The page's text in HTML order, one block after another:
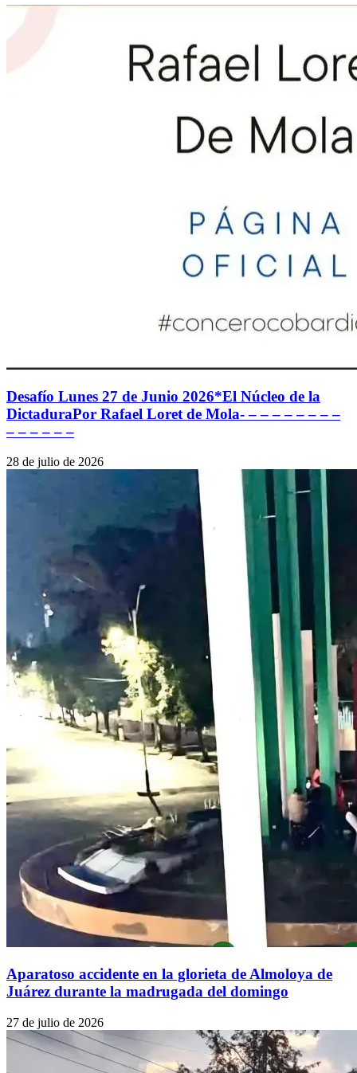
Desafío Lunes 27 de Junio 2026*El Núcleo de la
DictaduraPor Rafael Loret de Mola- – – – – – – – –
– – – – – –
28 de julio de 2026
Aparatoso accidente en la glorieta de Almoloya de
Juárez durante la madrugada del domingo
27 de julio de 2026